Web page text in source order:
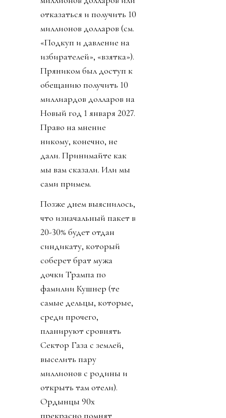
отказаться и получить 10
миллионов долларов (см.
«Подкуп и давление на
избирателей», «взятка»).
Пряником был доступ к
обещанию получить 10
миллиардов долларов на
Новый год 1 января 2027.
Право на мнение
никому, конечно, не
дали. Принимайте как
мы вам сказали. Или мы
сами примем.
Позже днем выяснилось,
что изначальный пакет в
20-30% будет отдан
синдикату, который
соберет брат мужа
дочки Трампа по
фамилии Кушнер (те
самые дельцы, которые,
среди прочего,
планируют сровнять
Сектор Газа с землей,
выселить пару
миллионов с родины и
открыть там отели).
Ордынцы 90х
прекрасно помнят